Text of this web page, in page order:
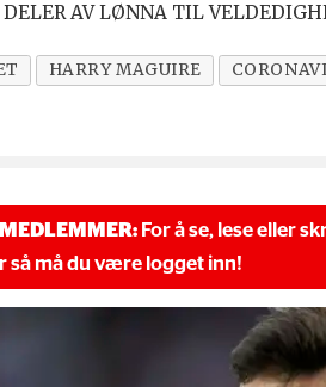
DELER AV LØNNA TIL
HARRY MAGUIRE
For å se, lese eller
så må du være logget inn!